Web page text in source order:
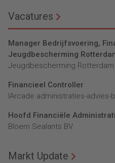
Vacatures
Manager Bedrijfsvoering,
Jeugdbescherming
Jeugdbescherming Rotterdam
Financieel Controller
lArcade administraties-advies-
Hoofd Financiële
Bloem Sealants BV
Markt Update